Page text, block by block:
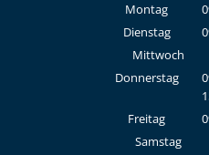
Montag
Dienstag
Mittwoch
Donnerstag
Freitag
Samstag